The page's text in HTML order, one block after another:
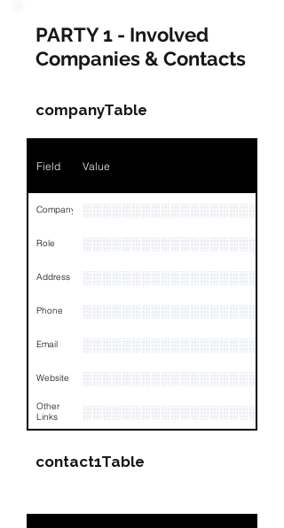
PARTY 1 - Involved
Companies & Contacts
companyTable
Field Value
Company
Role
Address
Phone
Email
Website
Other
Links
contact1Table